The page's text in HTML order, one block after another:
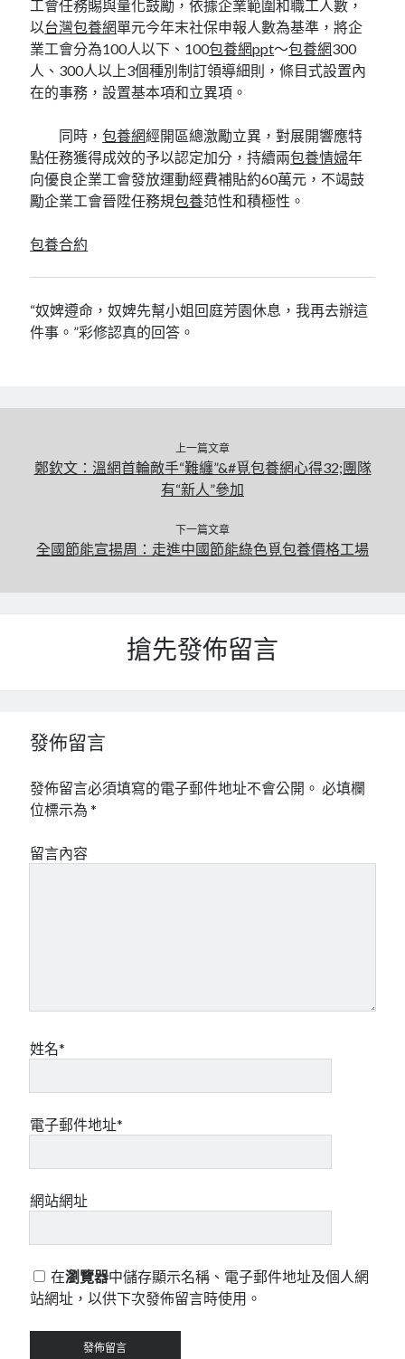
工會任務賜與量化鼓勵，依據企業範圍和職工人數，
以台灣包養網單元今年末社保申報人數為基準，將企
業工會分為100人以下、100包養網ppt～包養網300
人、300人以上3個種別制訂領導細則，條目式設置內
在的事務，設置基本項和立異項。
同時，包養網經開區總激勵立異，對展開響應特
點任務獲得成效的予以認定加分，持續兩包養情婦年
向優良企業工會發放運動經費補貼約60萬元，不竭鼓
勵企業工會晉陞任務規包養范性和積極性。
包養合約
“奴婢遵命，奴婢先幫小姐回庭芳園休息，我再去辦這
件事。”彩修認真的回答。
上一篇文章
鄭欽文：溫網首輪敵手“難纏”&#覓包養網心得32;團隊
有“新人”參加
下一篇文章
全國節能宣揚周：走進中國節能綠色覓包養價格工場
搶先發佈留言
發佈留言
發佈留言必須填寫的電子郵件地址不會公開。 必填欄
位標示為*
留言內容
姓名*
電子郵件地址*
網站網址
在瀏覽器中儲存顯示名稱、電子郵件地址及個人網
站網址，以供下次發佈留言時使用。